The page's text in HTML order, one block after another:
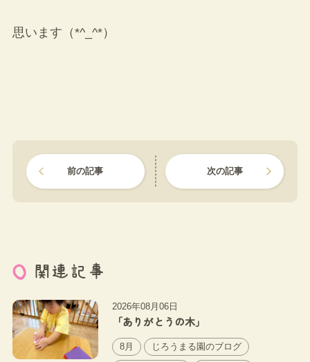
思います（*^_^*）
前の記事 次の記事
関連記事
2026年08月06日
「ありがとうの木」
8月 じろうまる園のブログ